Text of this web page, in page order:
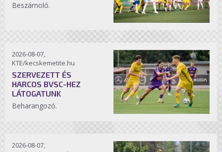
Beszámoló.
2026-08-07,
KTE/kecskemetite.hu
SZERVEZETT ÉS
HARCOS BVSC-HEZ
LÁTOGATUNK
Beharangozó.
2026-08-07,